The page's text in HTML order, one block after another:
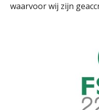
waarvoor wij zijn